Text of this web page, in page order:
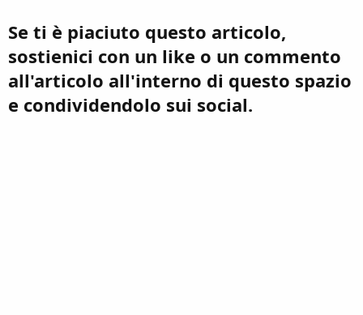
Se ti è piaciuto questo articolo,
sostienici con un like o un commento
all'articolo all'interno di questo spazio
e condividendolo sui social.